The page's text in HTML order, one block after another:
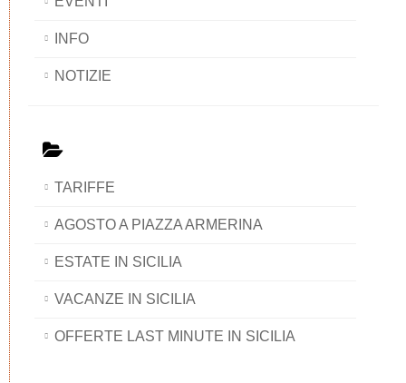
INFO
NOTIZIE
TARIFFE
AGOSTO A PIAZZA ARMERINA
ESTATE IN SICILIA
VACANZE IN SICILIA
OFFERTE LAST MINUTE IN SICILIA